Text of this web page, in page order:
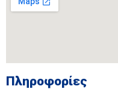
Πληροφορίες